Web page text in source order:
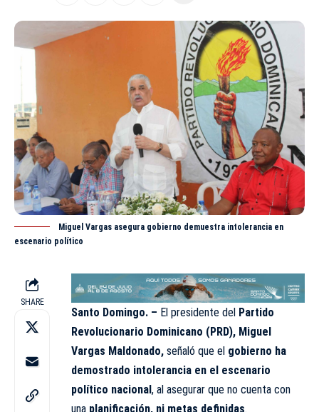
Miguel Vargas asegura gobierno demuestra intolerancia en
escenario político
SHARE
Santo Domingo. – El presidente del Partido
Revolucionario Dominicano (PRD), Miguel
Vargas Maldonado, señaló que el gobierno ha
demostrado intolerancia en el escenario
político nacional, al asegurar que no cuenta con
una planificación, ni metas definidas.